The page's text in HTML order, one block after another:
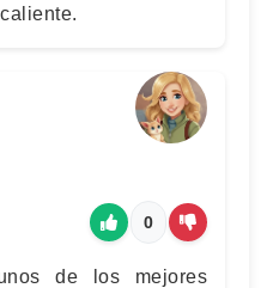
0
de los mejores